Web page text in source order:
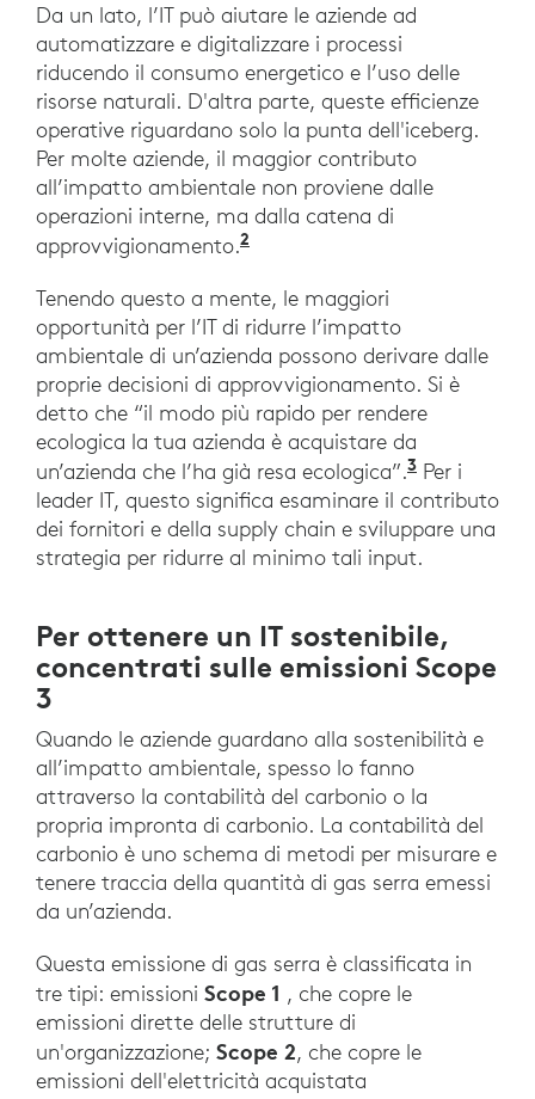
Da un lato, l’IT può aiutare le aziende ad
automatizzare e digitalizzare i processi
riducendo il consumo energetico e l’uso delle
risorse naturali. D'altra parte, queste efficienze
operative riguardano solo la punta dell'iceberg.
Per molte aziende, il maggior contributo
all’impatto ambientale non proviene dalle
operazioni interne, ma dalla catena di
approvvigionamento.2
Tenendo questo a mente, le maggiori
opportunità per l’IT di ridurre l’impatto
ambientale di un’azienda possono derivare dalle
proprie decisioni di approvvigionamento. Si è
detto che “il modo più rapido per rendere
ecologica la tua azienda è acquistare da
un’azienda che l’ha già resa ecologica”.3 Per i
leader IT, questo significa esaminare il contributo
dei fornitori e della supply chain e sviluppare una
strategia per ridurre al minimo tali input.
Per ottenere un IT sostenibile,
concentrati sulle emissioni Scope
3
Quando le aziende guardano alla sostenibilità e
all’impatto ambientale, spesso lo fanno
attraverso la contabilità del carbonio o la
propria impronta di carbonio. La contabilità del
carbonio è uno schema di metodi per misurare e
tenere traccia della quantità di gas serra emessi
da un’azienda.
Questa emissione di gas serra è classificata in
tre tipi: emissioni Scope 1 , che copre le
emissioni dirette delle strutture di
un'organizzazione; Scope 2, che copre le
emissioni dell'elettricità acquistata